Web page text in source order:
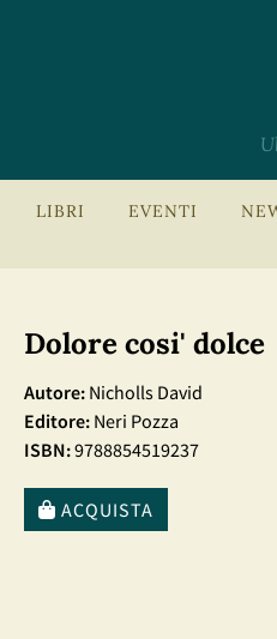
LIBRI EVENTI
Dolore cosi' dolce
Autore: Nicholls David
Editore: Neri Pozza
ISBN:9788854519237
ACQUISTA